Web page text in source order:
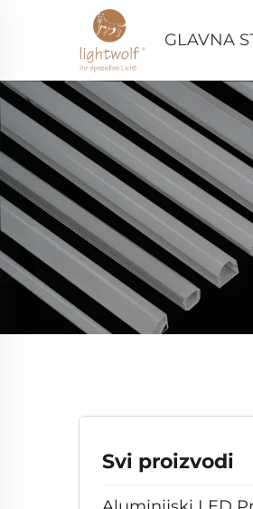
GLAVNA
Svi proizvodi